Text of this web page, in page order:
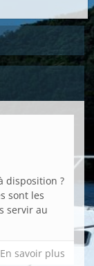
disposition ?
sont les
servir au
En savoir plus